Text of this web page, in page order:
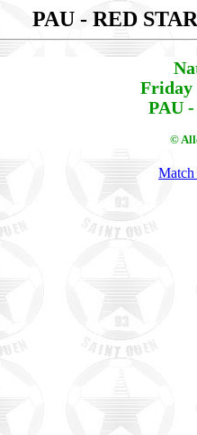
PAU - RED
Friday
PAU
©
Match